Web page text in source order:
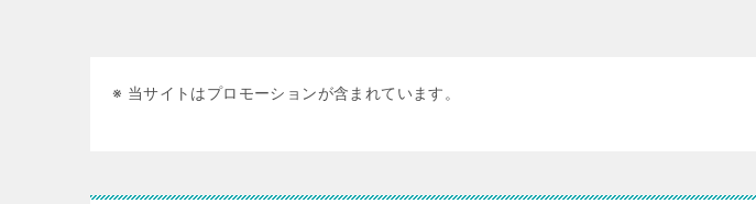
※ 当サイトはプロモーションが含まれています。